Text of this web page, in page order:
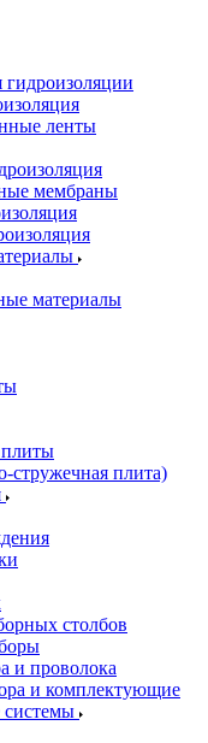
гидроизоляции
ленты
мембраны
материалы
плита)
столбов
и проволока
и комплектующие
системы